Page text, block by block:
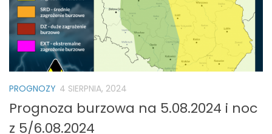
PROGNOZY 4 SIERPNIA, 2024
Prognoza burzowa na 5.08.2024 i noc
z 5/6.08.2024